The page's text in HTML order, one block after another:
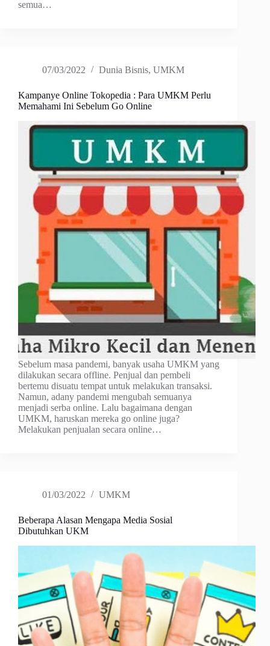
semua…
07/03/2022 Dunia Bisnis, UMKM
Kampanye Online Tokopedia : Para UMKM Perlu
Memahami Ini Sebelum Go Online
Sebelum masa pandemi, banyak usaha UMKM yang
dilakukan secara offline. Penjual dan pembeli
bertemu disuatu tempat untuk melakukan transaksi.
Namun, adany pandemi mengubah semuanya
menjadi serba online. Lalu bagaimana dengan
UMKM, haruskan mereka go online juga?
Melakukan penjualan secara online…
01/03/2022 UMKM
Beberapa Alasan Mengapa Media Sosial
Dibutuhkan UKM